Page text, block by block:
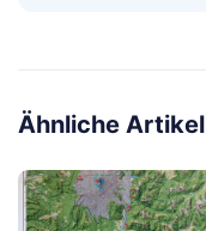
Ähnliche Artikel